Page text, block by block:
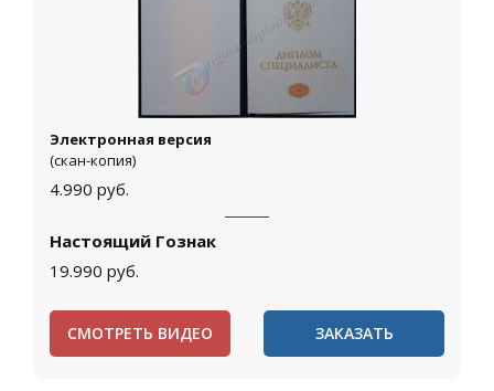
Электронная версия
(скан-копия)
4.990 руб.
Настоящий Гознак
19.990 руб.
СМОТРЕТЬ ВИДЕО ЗАКАЗАТЬ